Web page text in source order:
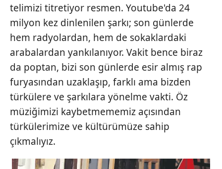
telimizi titretiyor resmen. Youtube'da 24
milyon kez dinlenilen şarkı; son günlerde
hem radyolardan, hem de sokaklardaki
arabalardan yankılanıyor. Vakit bence biraz
da poptan, bizi son günlerde esir almış rap
furyasından uzaklaşıp, farklı ama bizden
türkülere ve şarkılara yönelme vakti. Öz
müziğimizi kaybetmememiz açısından
türkülerimize ve kültürümüze sahip
çıkmalıyız.